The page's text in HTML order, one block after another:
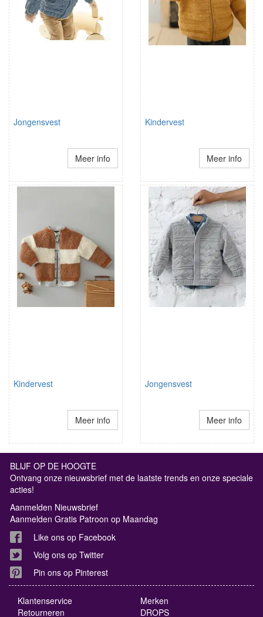
Jongensvest
Meer info
Kindervest
Meer info
Kindervest
Meer info
Jongensvest
Meer info
BLIJF OP DE HOOGTE
Ontvang onze nieuwsbrief met de laatste trends en onze speciale
acties!
Aanmelden Nieuwsbrief
Aanmelden Gratis Patroon op Maandag
Like ons op Facebook
Volg ons op Twitter
Pin ons op Pinterest
Klantenservice
Retourneren
Merken
DROPS